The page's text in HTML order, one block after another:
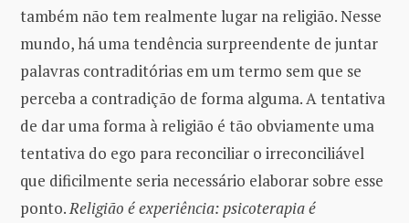
também não tem realmente lugar na religião. Nesse
mundo, há uma tendência surpreendente de juntar
palavras contraditórias em um termo sem que se
perceba a contradição de forma alguma. A tentativa
de dar uma forma à religião é tão obviamente uma
tentativa do ego para reconciliar o irreconciliável
que dificilmente seria necessário elaborar sobre esse
ponto.Religião é experiência: psicoterapia é